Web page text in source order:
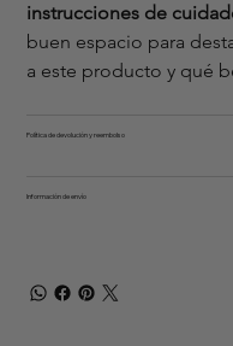
instrucciones de
buen espacio para
a este producto y qué
Política de devolución y reembolso
Información de envío